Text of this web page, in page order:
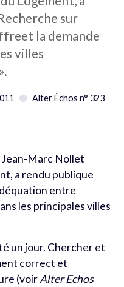
sur
la demande
villes
Alter Échos n° 323
Marc Nollet
a rendu publique
entre
les principales villes
un jour. Chercher et
correct et
(voirAlter Echos